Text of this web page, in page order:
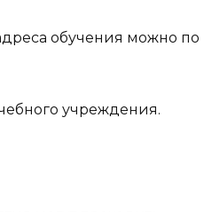
обучения можно по
учреждения.